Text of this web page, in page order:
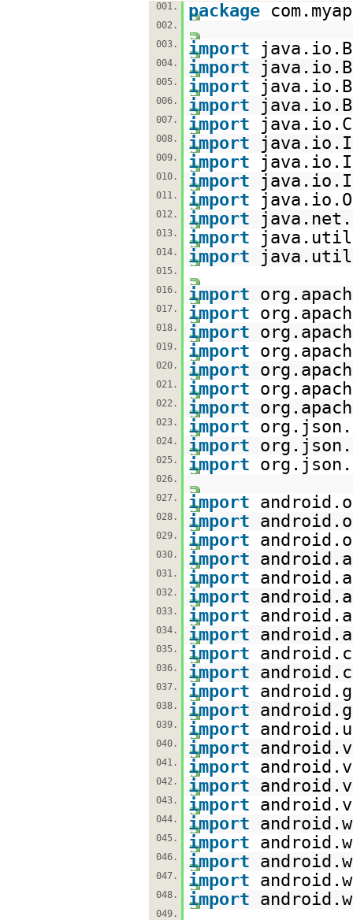
001. package
002.
003.
import
004. import
005. import
006. import
007. import
008. import
009. import
010. import
011. import
012. import
013. import
014. import
015.
016.
import
017. import
018. import
019. import
020. import
021. import
022. import
023. import
024. import
025. import
026.
027.
import
028. import
029. import
030. import
031. import
032. import
033. import
034. import
035. import
036. import
037. import
038. import
039. import
040. import
041. import
042. import
043. import
044. import
045. import
046. import
047. import
048. import
049.